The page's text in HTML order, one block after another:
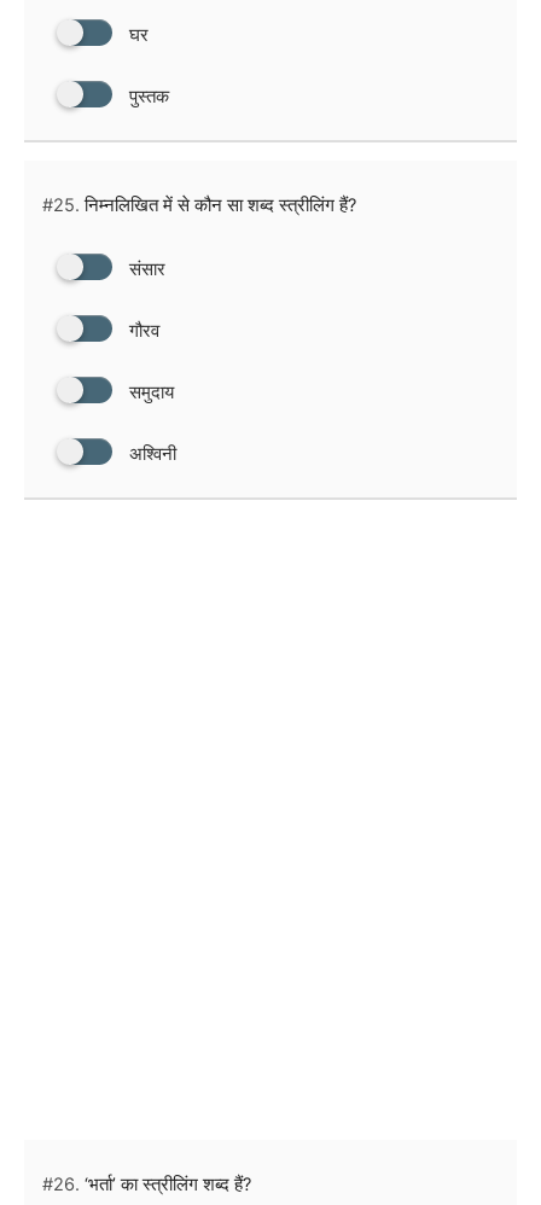
घर
पुस्तक
#25. निम्नलिखित में से कौन सा शब्द स्त्रीलिंग हैं?
संसार
गौरव
समुदाय
अश्विनी
#26. ‘भर्ता’ का स्त्रीलिंग शब्द हैं?